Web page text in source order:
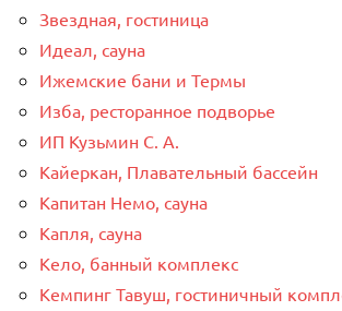
Звездная, гостиница
Идеал, сауна
Ижемские бани и Термы
Изба, ресторанное подворье
ИП Кузьмин С. А.
Кайеркан, Плавательный бассейн
Капитан Немо, сауна
Капля, сауна
Кело, банный комплекс
Кемпинг Тавуш, гостиничный